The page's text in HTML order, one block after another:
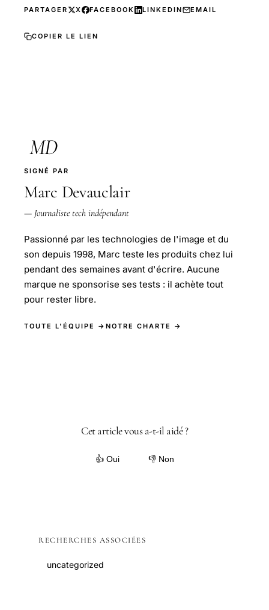
PARTAGER X FACEBOOK LINKEDIN EMAIL
COPIER LE LIEN
MD
SIGNÉ PAR
Marc Devauclair
— Journaliste tech indépendant
Passionné par les technologies de l'image et du
son depuis 1998, Marc teste les produits chez lui
pendant des semaines avant d'écrire. Aucune
marque ne sponsorise ses tests : il achète tout
pour rester libre.
TOUTE L'ÉQUIPE → NOTRE CHARTE →
Cet article vous a-t-il aidé ?
👍 Oui 👎 Non
RECHERCHES ASSOCIÉES
uncategorized